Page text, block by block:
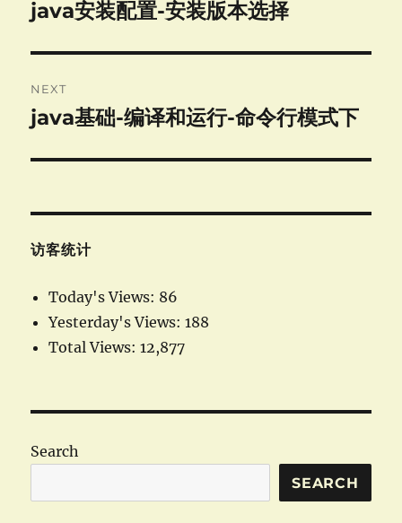
Previous
java安装配置-安装版本选择
NEXT
Next
java基础-编译和运行-命令行模式下
访客统计
Today's Views: 86
Yesterday's Views:188
Total Views:12,877
Search
SEARCH